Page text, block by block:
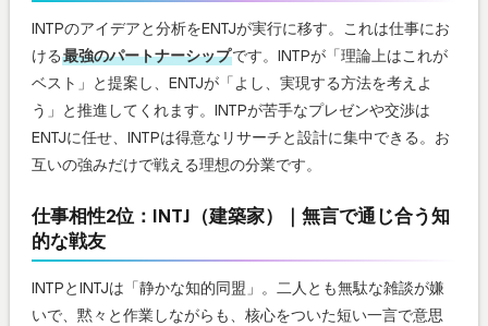
INTPのアイデアと分析をENTJが実行に移す。これは仕事にお
ける最強のパートナーシップです。INTPが「理論上はこれが
ベスト」と提案し、ENTJが「よし、実現する方法を考えよ
う」と推進してくれます。INTPが苦手なプレゼンや交渉は
ENTJに任せ、INTPは得意なリサーチと設計に集中できる。お
互いの強みだけで戦える理想の分業です。
仕事相性2位：INTJ（建築家）｜無言で通じ合う知
的な戦友
INTPとINTJは「静かな知的同盟」。二人とも無駄な雑談が嫌
いで、黙々と作業しながらも、核心をついた短い一言で意思